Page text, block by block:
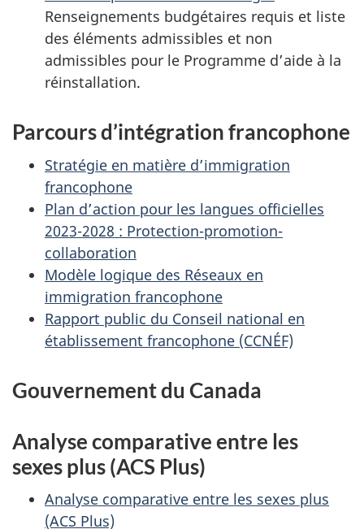
Renseignements budgétaires requis et liste
des éléments admissibles et non
admissibles pour le Programme d’aide à la
réinstallation.
Parcours d’intégration francophone
Stratégie en matière d’immigration
francophone
Plan d’action pour les langues officielles
2023-2028 : Protection-promotion-
collaboration
Modèle logique des Réseaux en
immigration francophone
Rapport public du Conseil national en
établissement francophone (CCNÉF)
Gouvernement du Canada
Analyse comparative entre les
sexes plus (ACS Plus)
Analyse comparative entre les sexes plus
(ACS Plus)